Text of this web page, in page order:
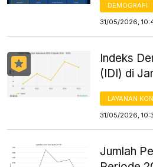
DEMOGRAFI
31/05/2026,
Indeks
(IDI) di
LAYANAN
31/05/2026,
Jumlah